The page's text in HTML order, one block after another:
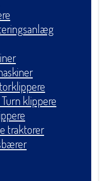
klippere
traktorer